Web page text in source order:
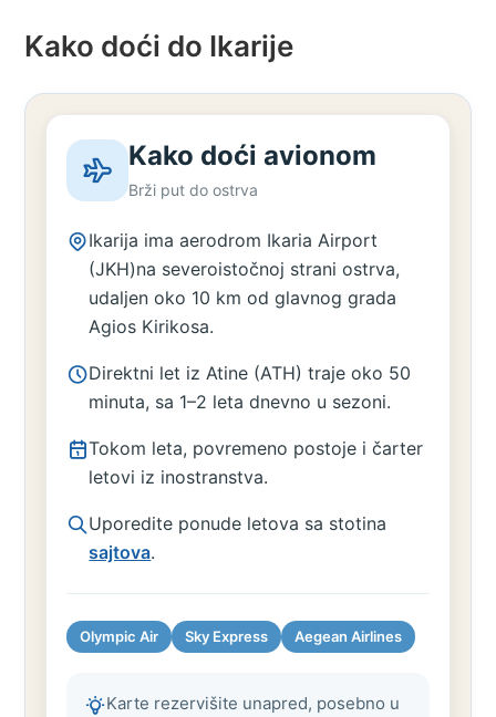
Kako doći do Ikarije
Kako doći avionom
Brži put do ostrva
Ikarija ima aerodrom Ikaria Airport
(JKH)na severoistočnoj strani ostrva,
udaljen oko 10 km od glavnog grada
Agios Kirikosa.
Direktni let iz Atine (ATH) traje oko 50
minuta, sa 1–2 leta dnevno u sezoni.
Tokom leta, povremeno postoje i čarter
letovi iz inostranstva.
Uporedite ponude letova sa stotina
sajtova.
Olympic Air Sky Express Aegean Airlines
Karte rezervišite unapred, posebno u